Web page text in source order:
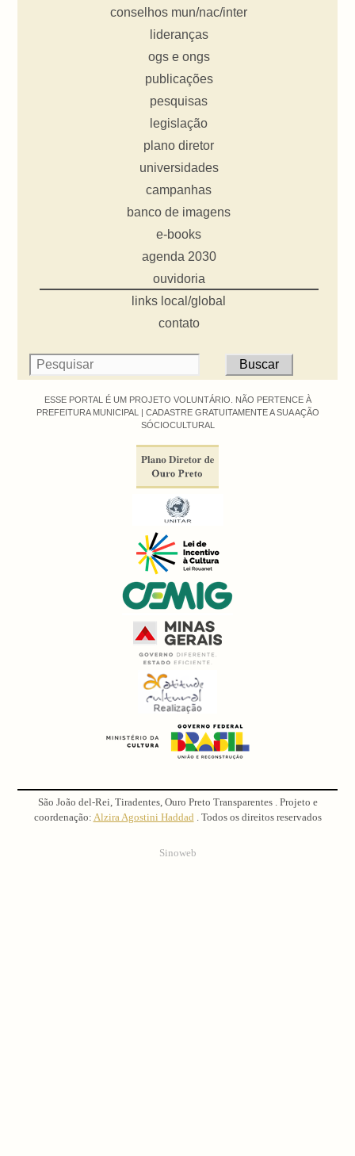
conselhos mun/nac/inter
lideranças
ogs e ongs
publicações
pesquisas
legislação
plano diretor
universidades
campanhas
banco de imagens
e-books
agenda 2030
ouvidoria
links local/global
contato
ESSE PORTAL É UM PROJETO VOLUNTÁRIO. NÃO PERTENCE À
PREFEITURA MUNICIPAL | CADASTRE GRATUITAMENTE A SUA AÇÃO
SÓCIOCULTURAL
São João del-Rei, Tiradentes, Ouro Preto Transparentes . Projeto e
coordenação: Alzira Agostini Haddad . Todos os direitos reservados
Sinoweb